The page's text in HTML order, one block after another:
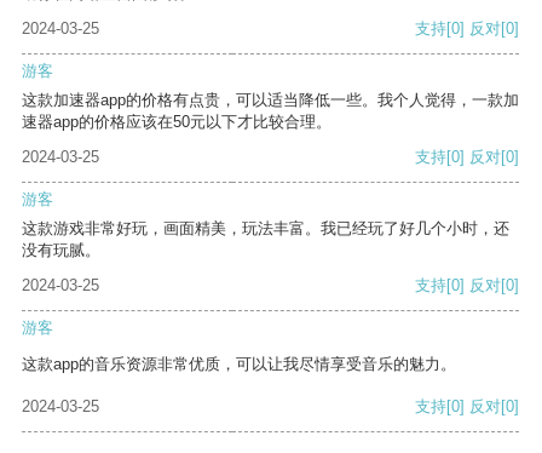
2024-03-25
支持[0] 反对[0]
游客
这款加速器app的价格有点贵，可以适当降低一些。我个人觉得，一款加
速器app的价格应该在50元以下才比较合理。
2024-03-25
支持[0] 反对[0]
游客
这款游戏非常好玩，画面精美，玩法丰富。我已经玩了好几个小时，还
没有玩腻。
2024-03-25
支持[0] 反对[0]
游客
这款app的音乐资源非常优质，可以让我尽情享受音乐的魅力。
2024-03-25 支持[0] 反对[0]